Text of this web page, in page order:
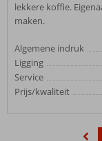
lekkere koffie.
maken.
Algemene indruk
Ligging
Service
Prijs/kwaliteit